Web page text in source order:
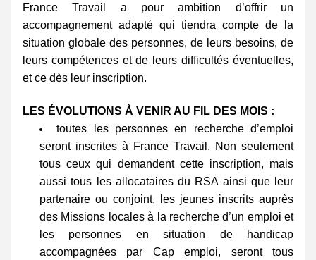
France Travail a pour ambition d’offrir un
accompagnement adapté qui tiendra compte de la
situation globale des personnes, de leurs besoins, de
leurs compétences et de leurs difficultés éventuelles,
et ce dès leur inscription.
LES ÉVOLUTIONS À VENIR AU FIL DES MOIS :
toutes les personnes en recherche d’emploi
seront inscrites à France Travail. Non seulement
tous ceux qui demandent cette inscription, mais
aussi tous les allocataires du RSA ainsi que leur
partenaire ou conjoint, les jeunes inscrits auprès
des Missions locales à la recherche d’un emploi et
les personnes en situation de handicap
accompagnées par Cap emploi, seront tous